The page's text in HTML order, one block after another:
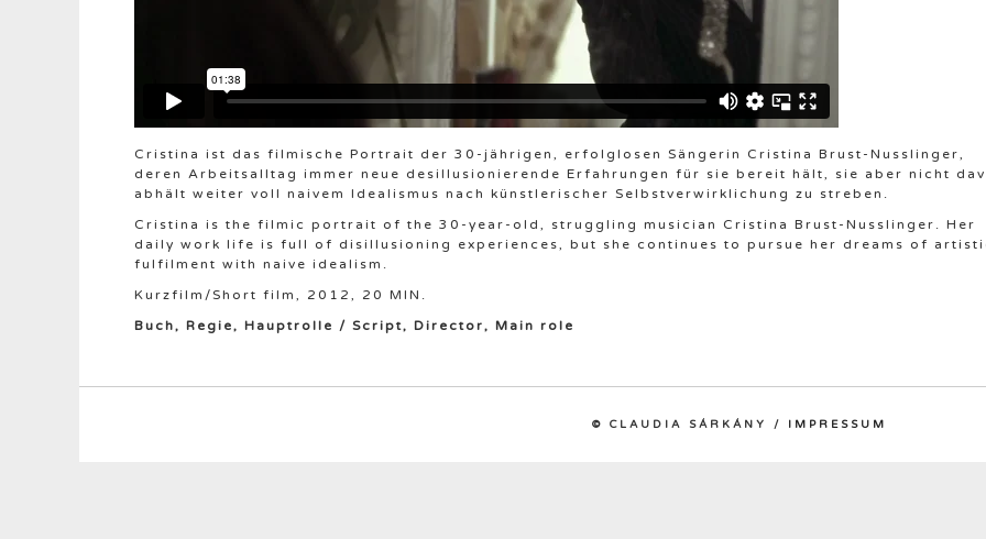
Cristina ist das filmische Portrait der 30-jährigen, erfolglosen Sängerin Cristina Brust-Nusslinger,
deren Arbeitsalltag immer neue desillusionierende Erfahrungen für sie bereit hält, sie aber nicht
abhält weiter voll naivem Idealismus nach künstlerischer Selbstverwirklichung zu streben.
Cristina is the filmic portrait of the 30-year-old, struggling musician Cristina Brust-Nusslinger. Her
daily work life is full of disillusioning experiences, but she continues to pursue her dreams of
fulfilment with naive idealism.
Kurzfilm/Short film, 2012, 20 MIN.
Buch, Regie, Hauptrolle / Script, Director, Main role
© CLAUDIA SÁRKÁNY / IMPRESSUM